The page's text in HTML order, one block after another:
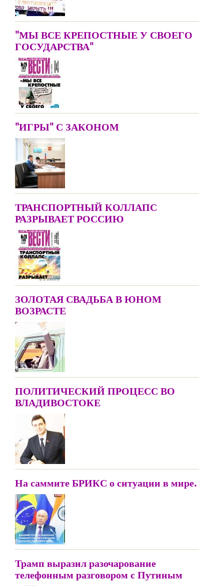
"МЫ ВСЕ КРЕПОСТНЫЕ У СВОЕГО
ГОСУДАРСТВА"
"ИГРЫ" С ЗАКОНОМ
ТРАНСПОРТНЫЙ КОЛЛАПС
РАЗРЫВАЕТ РОССИЮ
ЗОЛОТАЯ СВАДЬБА В ЮНОМ
ВОЗРАСТЕ
ПОЛИТИЧЕСКИЙ ПРОЦЕСС ВО
ВЛАДИВОСТОКЕ
На саммите БРИКС о ситуации в мире.
Трамп выразил разочарование
телефонным разговором с Путиным